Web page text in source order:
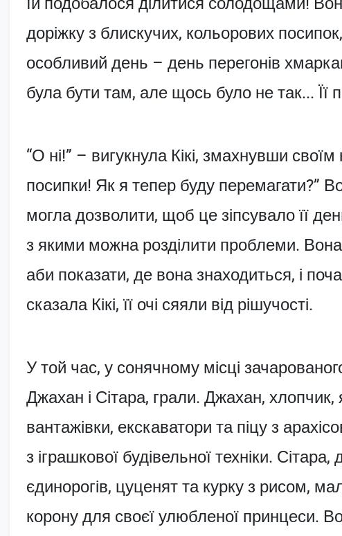
доріжку з блискучих, кольорових
особливий день – день перегонів
була бути там, але щось було не так... Її
“О ні!” – вигукнула Кікі, змахнувши
посипки! Як я тепер буду перемагати?”
могла дозволити, щоб це зіпсувало її
з якими можна розділити проблеми.
аби показати, де вона знаходиться, і
сказала Кікі, її очі сяяли від рішучості.
У той час, у сонячному місці
Джахан і Сітара, грали. Джахан, хлопчик,
вантажівки, екскаватори та піцу з
з іграшкової будівельної техніки.
єдинорогів, цуценят та курку з рисом,
корону для своєї улюбленої принцеси.